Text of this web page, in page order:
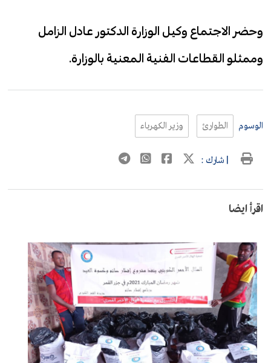
وحضر الاجتماع وكيل الوزارة الدكتور عادل الزامل
وممثلو القطاعات الفنية المعنية بالوزارة.
الوسوم الطوارئ وزير الكهرباء
| شارك :
اقرأ ايضا